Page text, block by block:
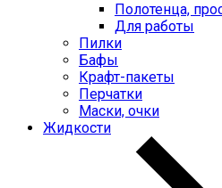
Полотенца,
Для работы
Пилки
Бафы
Крафт-пакеты
Перчатки
Маски, очки
Жидкости